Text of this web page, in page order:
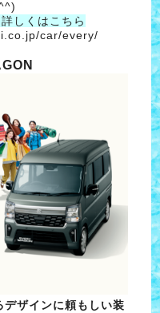
しくはこちら
car/every/
デザインに頼もしい装